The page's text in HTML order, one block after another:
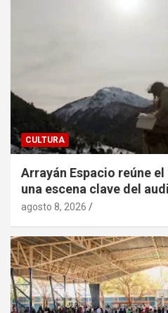
CULTURA
Arrayán Espacio reúne
una escena clave del
agosto 8, 2026